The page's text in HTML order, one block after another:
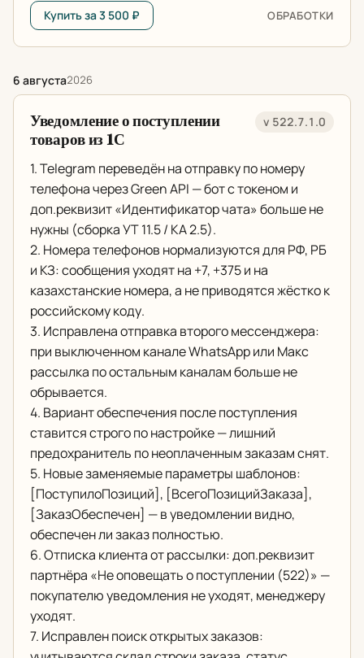
Купить за 3 500 ₽ ОБРАБОТКИ
6 августа2026
Уведомление о поступлении
товаров из 1С
v 522.7.1.0
1. Telegram переведён на отправку по номеру
телефона через Green API — бот с токеном и
доп.реквизит «Идентификатор чата» больше не
нужны (сборка УТ 11.5 / КА 2.5).
2. Номера телефонов нормализуются для РФ, РБ
и КЗ: сообщения уходят на +7, +375 и на
казахстанские номера, а не приводятся жёстко к
российскому коду.
3. Исправлена отправка второго мессенджера:
при выключенном канале WhatsApp или Макс
рассылка по остальным каналам больше не
обрывается.
4. Вариант обеспечения после поступления
ставится строго по настройке — лишний
предохранитель по неоплаченным заказам снят.
5. Новые заменяемые параметры шаблонов:
[ПоступилоПозиций], [ВсегоПозицийЗаказа],
[ЗаказОбеспечен] — в уведомлении видно,
обеспечен ли заказ полностью.
6. Отписка клиента от рассылки: доп.реквизит
партнёра «Не оповещать о поступлении (522)» —
покупателю уведомления не уходят, менеджеру
уходят.
7. Исправлен поиск открытых заказов: